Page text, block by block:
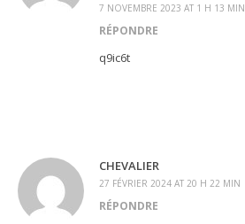
7 NOVEMBRE 2023 AT 1 H 13 MIN
RÉPONDRE
q9ic6t
CHEVALIER
27 FÉVRIER 2024 AT 20 H 22 MIN
RÉPONDRE